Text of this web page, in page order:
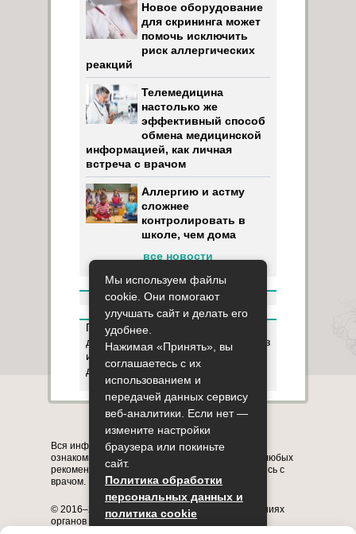
Новое оборудование
для скрининга может
помочь исключить
риск аллергических
реакций
Телемедицина
настолько же
эффективный способ
обмена медицинской
информацией, как личная
встреча с врачом
Аллергию и астму
сложнее
контролировать в
школе, чем дома
все новости
Пользуясь данным ресурсом вы
даёте разрешение на сбор, анализ
и хранение своих персональных
данных согласно Правилам
Карта сайта О сайте Контакты
Вся информация на сайте представлена в
ознакомительных целях. Перед применением любых
рекомендаций обязательно проконсультируйтесь с
врачом.
© 2016–2026, медицинский портал о заболеваниях
органов системы дыхания astmania.ru
Мы используем файлы
cookie. Они помогают
улучшать сайт и делать его
удобнее.
Нажимая «Принять», вы
соглашаетесь с их
использованием и
передачей данных сервису
веб-аналитики. Если нет —
измените настройки
браузера или покиньте
сайт.
Политика обработки
персональных данных и
политика cookie